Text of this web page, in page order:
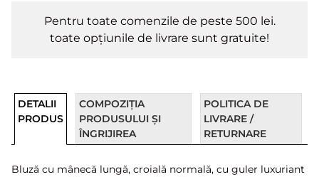
Pentru toate comenzile de peste 500 lei.
toate opțiunile de livrare sunt gratuite!
DETALII
PRODUS
COMPOZIȚIA
PRODUSULUI ȘI
ÎNGRIJIREA
POLITICA DE
LIVRARE /
RETURNARE
Bluză cu mânecă lungă, croială normală, cu guler luxuriant